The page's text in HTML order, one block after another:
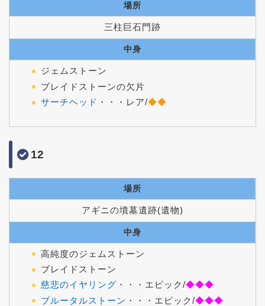
場所
三柱巨石門跡
中身
ジェムストーン
ブレイドストーンの欠片
サーチヘッド ・・・レア/◆◆
12
場所
アギニの墳墓遺跡(遺物)
中身
高純度のジェムストーン
ブレイドストーン
慈悲のイヤリング ・・・ エピック/◆◆◆
ブルータルストーン ・・・エピック/◆◆◆